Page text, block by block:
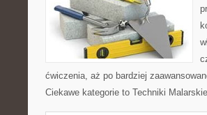
ćwiczenia, aż po bardziej
Ciekawe kategorie to Techniki